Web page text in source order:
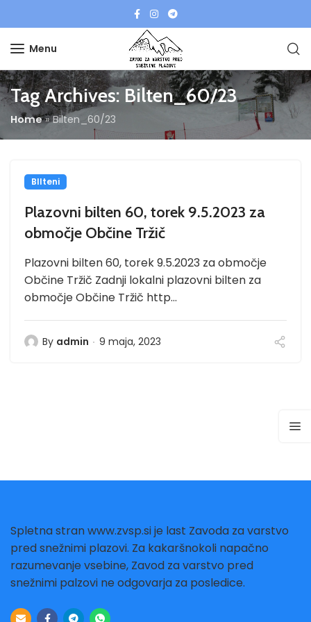
Menu
Tag Archives: Bilten_60/23
Home»Bilten_60/23
BIlteni
Plazovni bilten 60, torek 9.5.2023 za
območje Občine Tržič
Plazovni bilten 60, torek 9.5.2023 za območje
Občine Tržič Zadnji lokalni plazovni bilten za
območje Občine Tržič http...
By admin 9 maja, 2023
Spletna stran www.zvsp.si je last Zavoda za varstvo
pred snežnimi plazovi. Za kakaršnokoli napačno
razumevanje vsebine, Zavod za varstvo pred
snežnimi palzovi ne odgovarja za posledice.